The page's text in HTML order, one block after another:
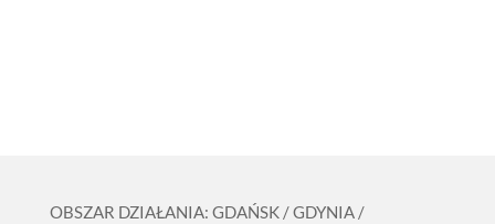
OBSZAR DZIAŁANIA: GDAŃSK / GDYNIA /